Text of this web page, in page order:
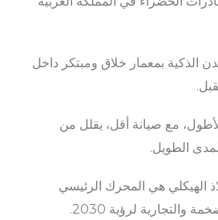
الذكية بمعمار خلاق ومبتكر داخل
مع صيانة أقل، يقلل من
الطويل.
الهيكلي هي المحرك الرئيسي
والتجارية لرؤية 2030.